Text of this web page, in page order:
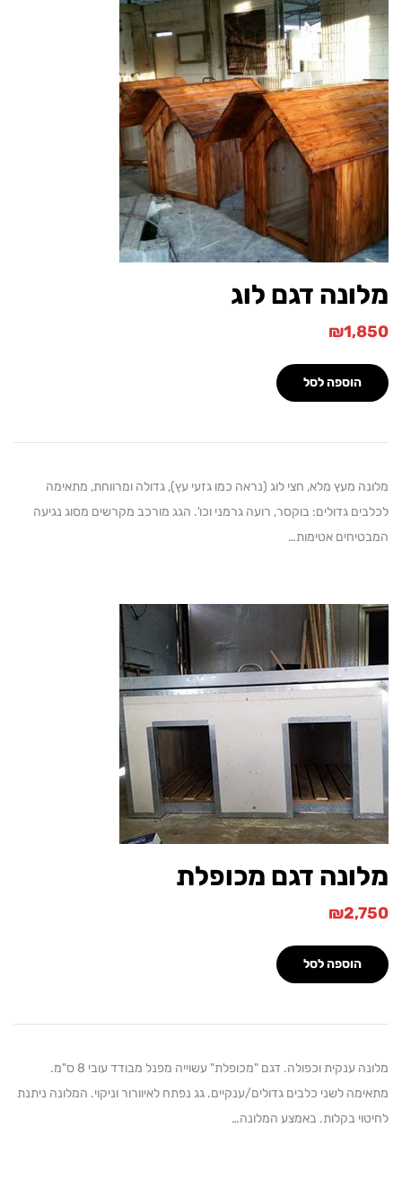
דגם לוג
₪
הוספה לסל
מעץ מלא, חצי לוג (נראה כמו גזעי עץ), גדולה ומרווחת, מתאימה
גדולים: בוקסר, רועה גרמני וכו'. הגג מורכב מקרשים מסוג נגיעה
אטימות…
דגם מכופלת
₪
הוספה לסל
מלונה ענקית וכפולה. דגם "מכופלת" עשוייה מפנל מבודד עובי 8 ס"מ.
לשני כלבים גדולים/ענקיים. גג נפתח לאיוורור וניקוי. המלונה ניתנת
בקלות. באמצע המלונה…